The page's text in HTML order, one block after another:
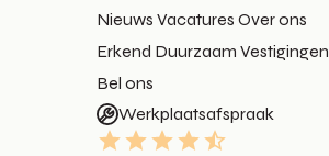
Nieuws Vacatures Over ons
Erkend Duurzaam Vestigingen
Bel ons
Werkplaatsafspraak